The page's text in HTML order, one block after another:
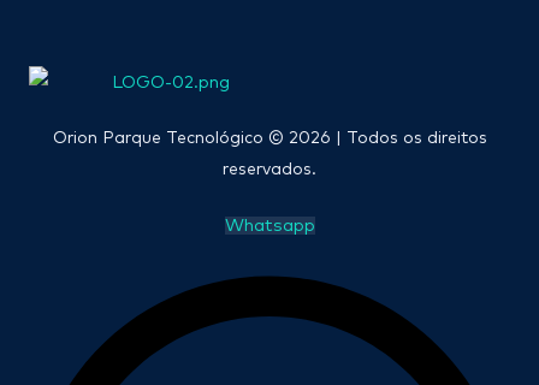
Orion Parque Tecnológico © 2026 | Todos os direitos
reservados.
Whatsapp